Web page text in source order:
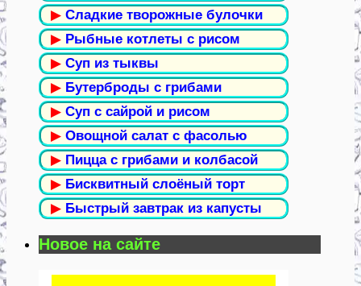
▶ Сладкие творожные булочки
▶ Рыбные котлеты с рисом
▶ Суп из тыквы
▶ Бутерброды с грибами
▶ Суп с сайрой и рисом
▶ Овощной салат с фасолью
▶ Пицца с грибами и колбасой
▶ Бисквитный слоёный торт
▶ Быстрый завтрак из капусты
Новое на сайте